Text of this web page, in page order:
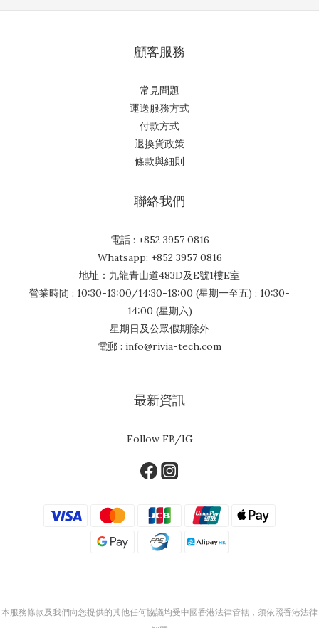
顧客服務
常見問題
運送服務方式
付款方式
退換貨政策
條款與細則
聯絡我們
電話 : +852 3957 0816
Whatsapp: +852 3957 0816
地址：九龍青山道483D及E號1樓E室
營業時間 : 10:30-13:00/14:30-18:00 (星期一至五) ; 10:30-
14:00 (星期六)
星期日及公眾假期除外
電郵 : info@rivia-tech.com
最新資訊
Follow FB/IG
本服務條款及我們向您提供的其他任何協議均受中國香港法律管轄，須依照香港法律